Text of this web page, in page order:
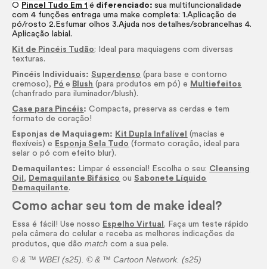
O Pincel Tudo Em 1 é diferenciado:sua multifuncionalidade
com 4 funções entrega uma make completa: 1.Aplicação de
pó/rosto 2.Esfumar olhos 3.Ajuda nos detalhes/sobrancelhas 4.
Aplicação labial.
Kit de Pincéis Tudão: Ideal para maquiagens com diversas
texturas.
Pincéis Individuais: Superdenso (para base e contorno
cremoso), Pó e Blush (para produtos em pó) e Multiefeitos
(chanfrado para iluminador/blush).
Case para Pincéis: Compacta, preserva as cerdas e tem
formato de coração!
Esponjas de Maquiagem: Kit Dupla Infalível
(macias e
flexíveis) e Esponja Sela Tudo (formato coração, ideal para
selar o pó com efeito blur).
Demaquilantes: Limpar é essencial! Escolha o seu: Cleansing
Oil , Demaquilante Bifásico ouSabonete Líquido
Demaquilante.
Como achar seu tom de make ideal?
Essa é fácil! Use nosso Espelho Virtual . Faça um teste rápido
pela câmera do celular e receba as melhores indicações de
produtos, que dãomatch com a sua pele.
© & ™ WBEI (s25). © & ™ Cartoon Network. (s25)